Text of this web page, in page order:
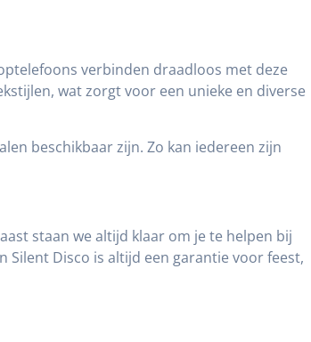
verbinden draadloos met deze
wat zorgt voor een unieke en diverse
beschikbaar zijn. Zo kan iedereen zijn
staan we altijd klaar om je te helpen bij
Silent Disco is altijd een garantie voor feest,